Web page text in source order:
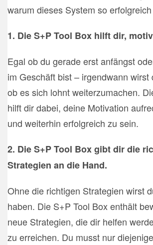
warum dieses System so
1. Die S+P Tool Box hilft dir,
Egal ob du gerade erst anfängst
im Geschäft bist – irgendwann wirst
ob es sich lohnt weiterzumachen.
hilft dir dabei, deine Motivation
und weiterhin erfolgreich zu sein.
2. Die S+P Tool Box gibt dir die
Strategien an die Hand.
Ohne die richtigen Strategien wirst
haben. Die S+P Tool Box enthält
neue Strategien, die dir helfen
zu erreichen. Du musst nur